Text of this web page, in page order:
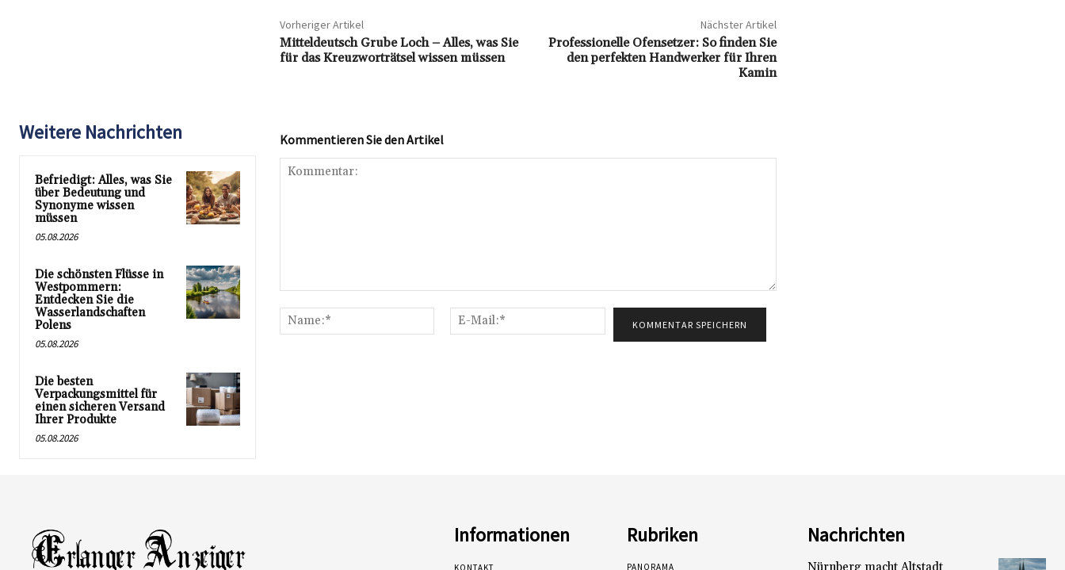
Vorheriger Artikel
Mitteldeutsch Grube Loch – Alles, was Sie
für das Kreuzworträtsel wissen müssen
Nächster Artikel
Professionelle Ofensetzer: So finden Sie
den perfekten Handwerker für Ihren
Kamin
Weitere Nachrichten
Befriedigt: Alles, was Sie
über Bedeutung und
Synonyme wissen
müssen
05.08.2026
Die schönsten Flüsse in
Westpommern:
Entdecken Sie die
Wasserlandschaften
Polens
05.08.2026
Die besten
Verpackungsmittel für
einen sicheren Versand
Ihrer Produkte
05.08.2026
Kommentieren Sie den Artikel
Name:*
Mail:*
Informationen
KONTAKT
Rubriken
PANORAMA
Nachrichten